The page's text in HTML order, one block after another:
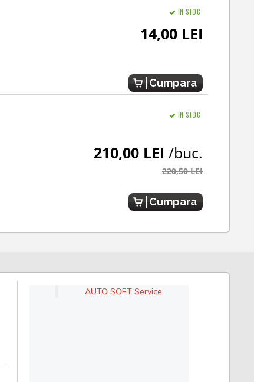
IN STOC
14,00 LEI
Cumpara
IN STOC
210,00 LEI /buc.
220,50 LEI
Cumpara
AUTO SOFT Service